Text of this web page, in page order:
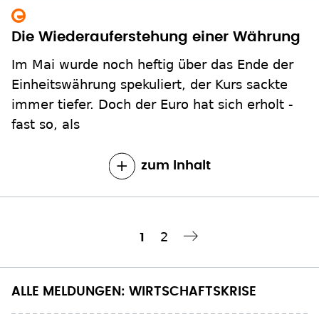
Die Wiederauferstehung einer Währung
Im Mai wurde noch heftig über das Ende der
Einheitswährung spekuliert, der Kurs sackte
immer tiefer. Doch der Euro hat sich erholt -
fast so, als
Seitennummerierung
Seite